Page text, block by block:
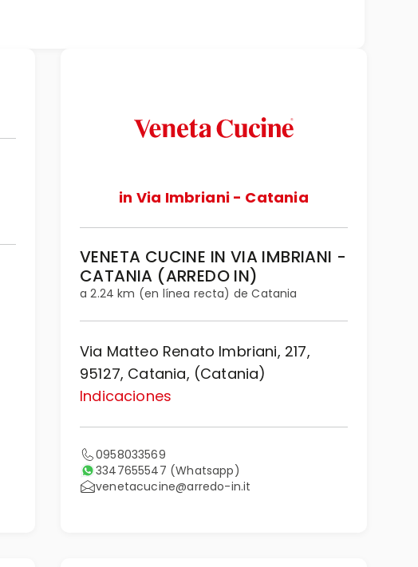
in Via Imbriani - Catania
VENETA CUCINE IN VIA IMBRIANI -
CATANIA (ARREDO IN)
a 2.24 km (en línea recta) de Catania
Via Matteo Renato Imbriani, 217,
95127, Catania, (Catania)
Indicaciones
0958033569
3347655547 (Whatsapp)
venetacucine@arredo-in.it